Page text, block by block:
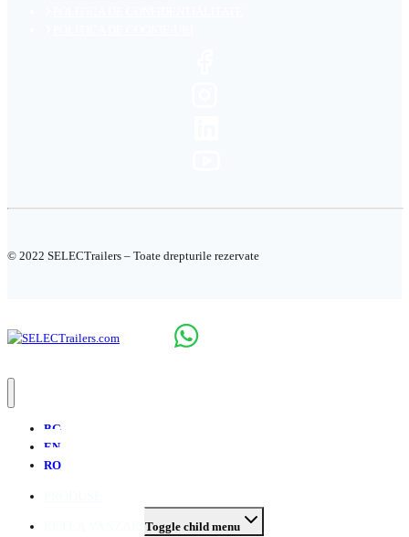
© 2022 SELECTrailers – Toate drepturile rezervate
BG
EN
RO
Toggle child menu